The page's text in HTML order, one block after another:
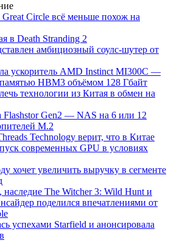
Great Circle всё меньше похож на
в Death Stranding 2
амбициозный соулс-шутер от
ускоритель AMD Instinct MI300C —
HBM3 объёмом 128 Гбайт
технологии из Китая в обмен на
Flashstor Gen2 — NAS на 6 или 12
M.2
Technology верит, что в Китае
современных GPU в условиях
хочет увеличить выручку в сегменте
The Witcher 3: Wild Hunt и
поделился впечатлениями от
успехами Starfield и анонсировала